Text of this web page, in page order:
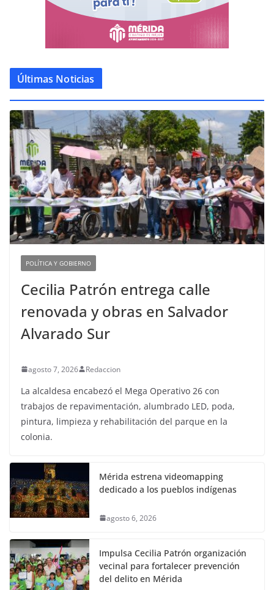
Últimas Noticias
POLÍTICA Y GOBIERNO
Cecilia Patrón entrega calle
renovada y obras en Salvador
Alvarado Sur
agosto 7, 2026 Redaccion
La alcaldesa encabezó el Mega Operativo 26 con
trabajos de repavimentación, alumbrado LED, poda,
pintura, limpieza y rehabilitación del parque en la
colonia.
Mérida estrena videomapping
dedicado a los pueblos indígenas
agosto 6, 2026
Impulsa Cecilia Patrón organización
vecinal para fortalecer prevención
del delito en Mérida